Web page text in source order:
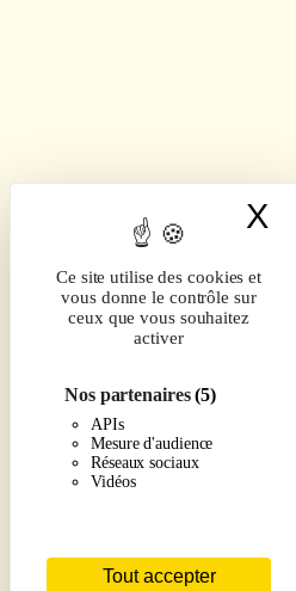
Ce site utilise des cookies et
vous donne le contrôle sur
ceux que vous souhaitez
activer
Nos partenaires(5)
APIs
Mesure d'audience
Réseaux sociaux
Vidéos
Tout accepter
X